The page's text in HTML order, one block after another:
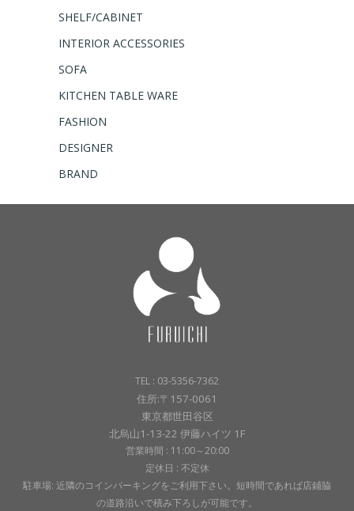
SHELF/CABINET
INTERIOR ACCESSORIES
SOFA
KITCHEN TABLE WARE
FASHION
DESIGNER
BRAND
TEL : 03-5356-7362
住所:〒157-0061
東京都世田谷区
北烏山1-13-22 伊藤ハイツ 1F
営業時間 : 11:00～20:00
定休日 : 不定休
駐車場: 近隣のコインパーキングをご利用下さい。短時間であれば店鋪脇
の道路沿いで積み下ろしが可能です。